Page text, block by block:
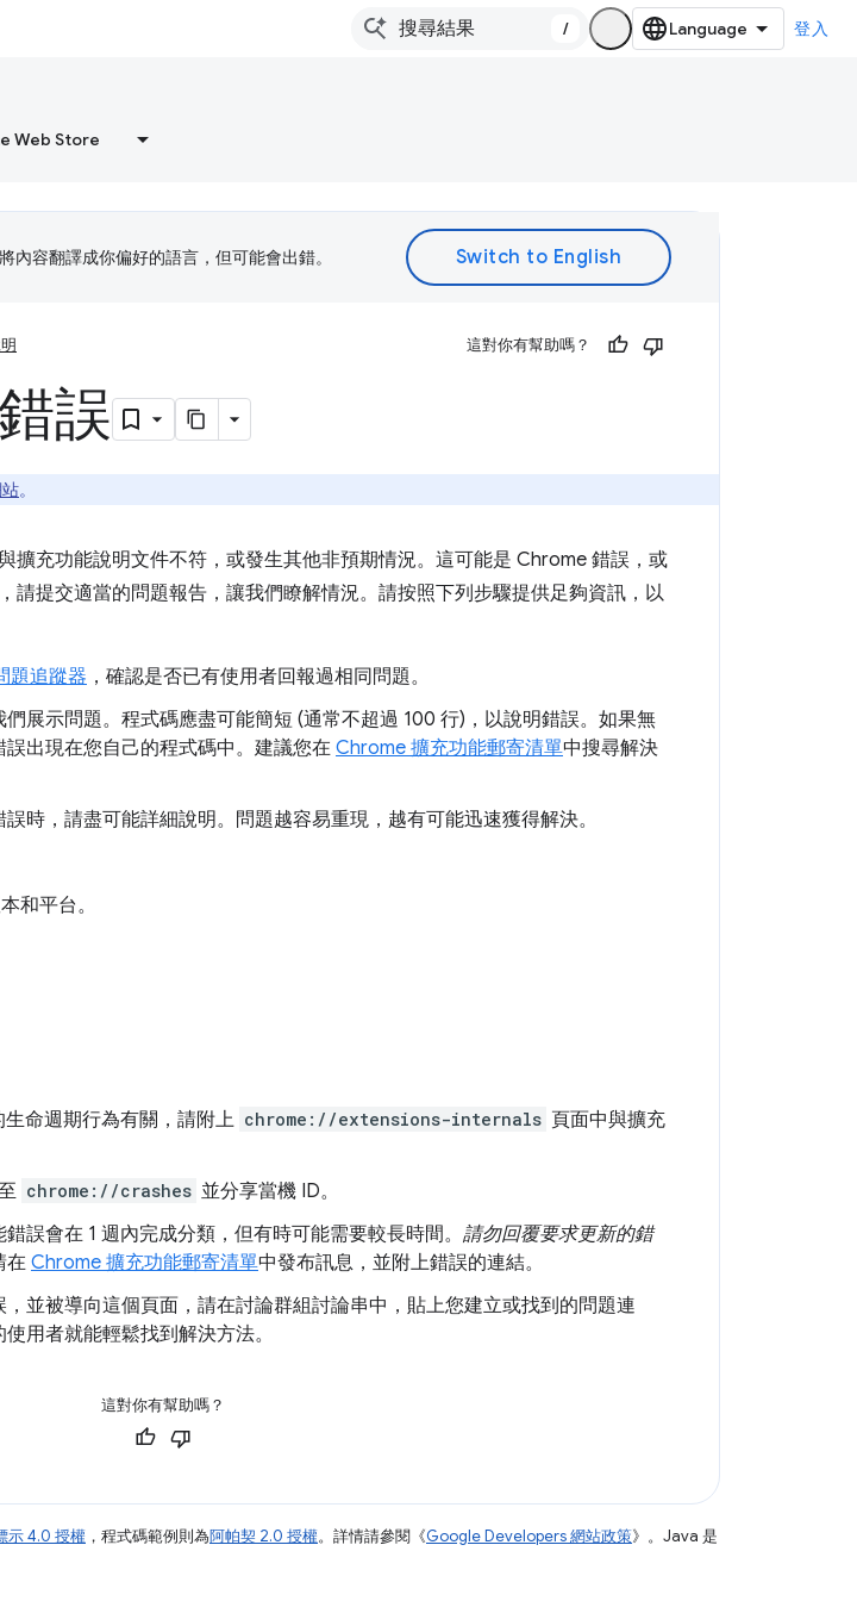
/ 登入
Web Store
內容翻譯成你偏好的語言，但可能會出錯。
這對你有幫助嗎？
誤
。
擴充功能說明文件不符，或發生其他非預期情況。這可能是 Chrome 錯誤，或
請提交適當的問題報告，讓我們瞭解情況。請按照下列步驟提供足夠資訊，以
題追蹤器 ，確認是否已有使用者回報過相同問題。
展示問題。程式碼應盡可能簡短 (通常不超過 100 行)，以說明錯誤。如果無
出現在您自己的程式碼中。建議您在 Chrome 擴充功能郵寄清單中搜尋解決
時，請盡可能詳細說明。問題越容易重現，越有可能迅速獲得解決。
和平台。
命週期行為有關，請附上 chrome://extensions-internals 頁面中與擴充
chrome://crashes 並分享當機 ID。
誤會在 1 週內完成分類，但有時可能需要較長時間。 請勿回覆要求更新的錯
在 Chrome 擴充功能郵寄清單中發布訊息，並附上錯誤的連結。
並被導向這個頁面，請在討論群組討論串中，貼上您建立或找到的問題連
用者就能輕鬆找到解決方法。
這對你有幫助嗎？
示 4.0 授權 ，程式碼範例則為阿帕契 2.0 授權。詳情請參閱《Google Developers 網站政策》。Java 是